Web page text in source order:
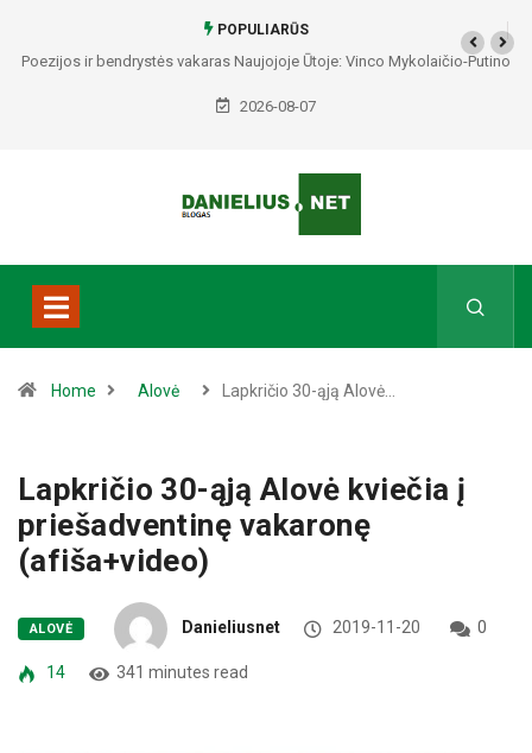
POPULIARŪS
Poezijos ir bendrystės vakaras Naujojoje Ūtoje: Vinco Mykolaičio-Putino
tėviškėje skambės eilės, dainos ir arbatos puodelių šiluma
2026-08-07
Home Alovė Lapkričio 30-ąją Alovė…
Lapkričio 30-ąją Alovė kviečia į
priešadventinę vakaronę
(afiša+video)
ALOVĖ Danieliusnet 2019-11-20 0
14 341 minutes read